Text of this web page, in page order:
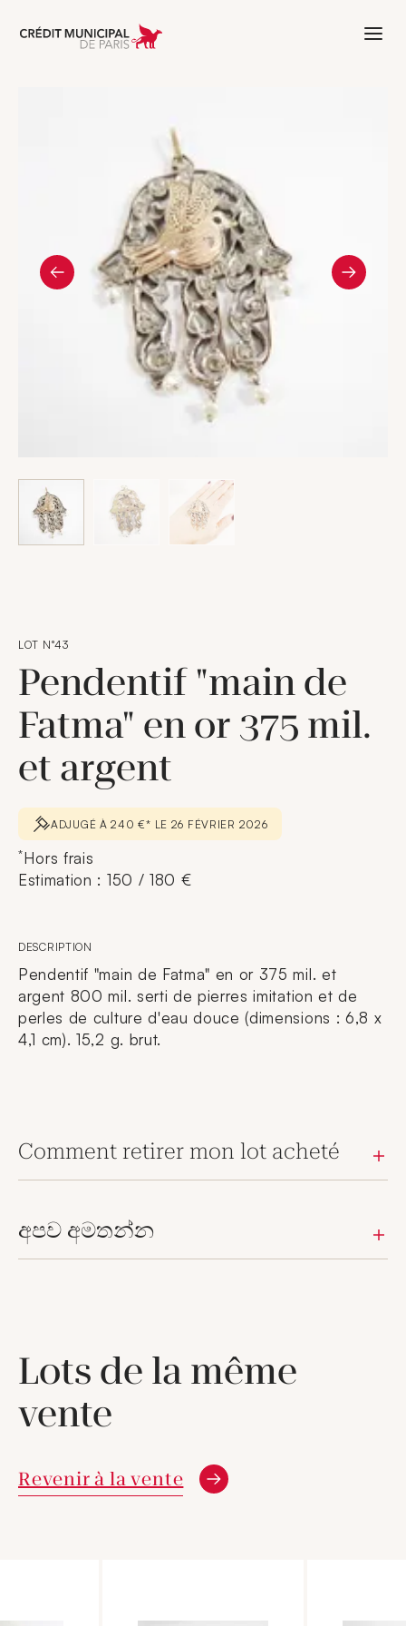
Aller à l'accueil de Crédit Municipal
LOT N°43
Pendentif "main de
Fatma" en or 375 mil.
et argent
ADJUGÉ À 240 €* LE 26 FÉVRIER 2026
*Hors frais
Estimation : 150 / 180 €
DESCRIPTION
Pendentif "main de Fatma" en or 375 mil. et
argent 800 mil. serti de pierres imitation et de
perles de culture d'eau douce (dimensions : 6,8 x
4,1 cm). 15,2 g. brut.
Comment retirer mon lot acheté
අපව අමතන්න
Lots de la même
vente
Revenir à la vente